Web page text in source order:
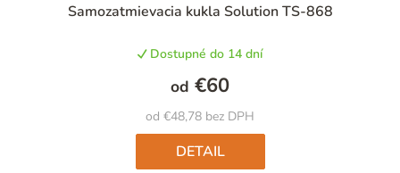
Samozatmievacia kukla Solution TS-868
hodnotenie
je
4,8
z
5
hviezdičiek.
Dostupné do 14 dní
od €48,78 bez DPH
od €60
DETAIL